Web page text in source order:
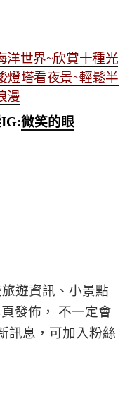
洋世界~欣賞十種光
燈塔看夜景~輕鬆半
漫
微笑的眼
遊資訊、小景點
發佈， 不一定會
訊息，可加入粉絲